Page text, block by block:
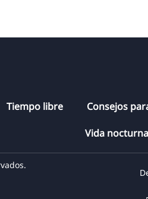
Tiempo libre Consejos
Vida nocturna